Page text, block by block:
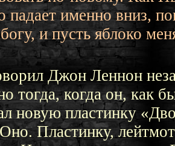
падает именно вниз,
и пусть яблоко
Джон Леннон
тогда, когда он, как
новую пластинку
Пластинку,